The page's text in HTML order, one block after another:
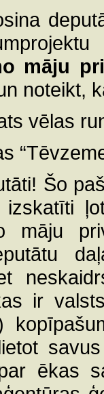
māju
noteikt,
vēlas
Šo
māju
ir
ēkas